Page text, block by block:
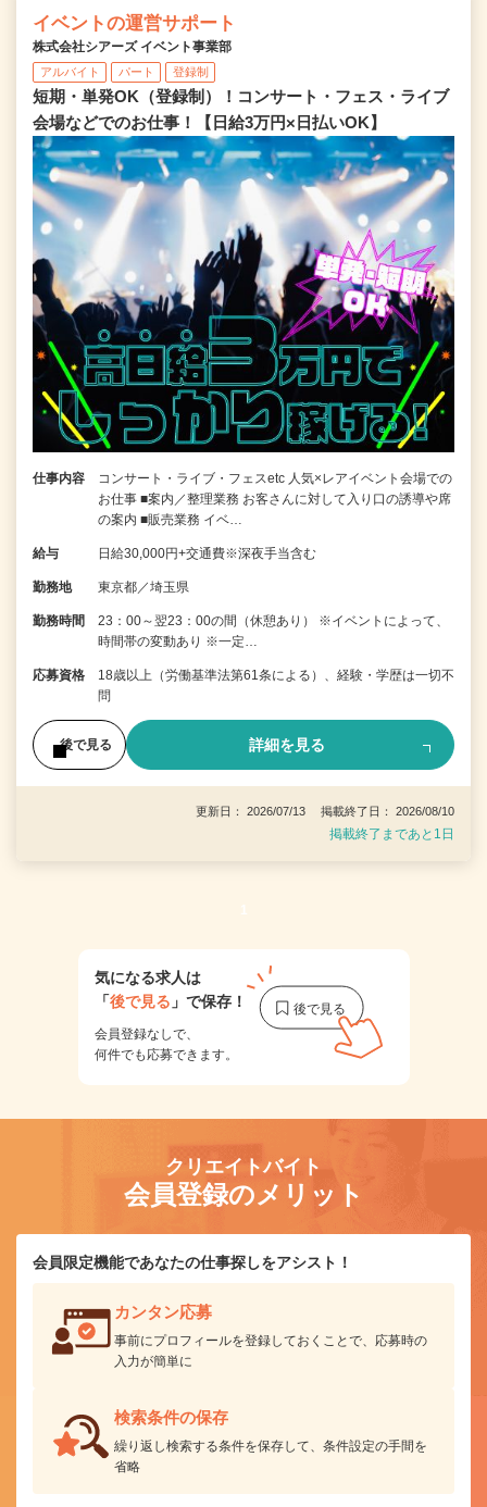
イベントの運営サポート
株式会社シアーズ イベント事業部
アルバイト パート 登録制
短期・単発OK（登録制）！コンサート・フェス・ライブ
会場などでのお仕事！【日給3万円×日払いOK】
仕事内容
コンサート・ライブ・フェスetc 人気×レアイベント会場での
お仕事 ■案内／整理業務 お客さんに対して入り口の誘導や席
の案内 ■販売業務 イベ…
給与 日給30,000円+交通費※深夜手当含む
勤務地 東京都／埼玉県
勤務時間
23：00～翌23：00の間（休憩あり） ※イベントによって、
時間帯の変動あり ※一定…
応募資格
18歳以上（労働基準法第61条による）、経験・学歴は一切不
問
後で見る 詳細を見る
更新日： 2026/07/13 掲載終了日： 2026/08/10
掲載終了まであと1日
1
気になる求人は
「後で見る 」で保存！
会員登録なしで、
何件でも応募できます。
クリエイトバイト
会員登録のメリット
会員限定機能であなたの仕事探しをアシスト！
カンタン応募
事前にプロフィールを登録しておくことで、応募時の
入力が簡単に
検索条件の保存
繰り返し検索する条件を保存して、条件設定の手間を
省略